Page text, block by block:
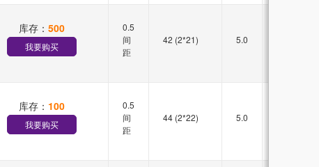
库存： 500
我要购买
0.5
间
距
42 (2*21) 5.0
库存： 100
我要购买
0.5
间
距
44 (2*22) 5.0